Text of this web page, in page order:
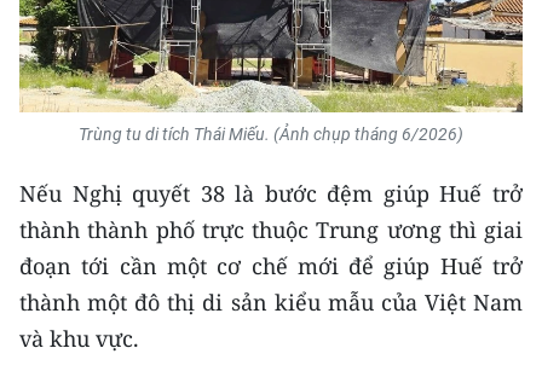
Trùng tu di tích Thái Miếu. (Ảnh chụp tháng 6/2026)
Nếu Nghị quyết 38 là bước đệm giúp Huế trở
thành thành phố trực thuộc Trung ương thì giai
đoạn tới cần một cơ chế mới để giúp Huế trở
thành một đô thị di sản kiểu mẫu của Việt Nam
và khu vực.